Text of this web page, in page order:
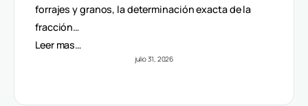
forrajes y granos, la determinación exacta de la
fracción…
Leer mas…
julio 31, 2026